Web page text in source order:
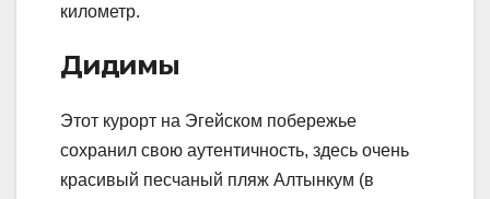
километр.
Дидимы
Этот курорт на Эгейском побережье
сохранил свою аутентичность, здесь очень
красивый песчаный пляж Алтынкум (в